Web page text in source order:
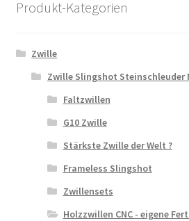
Produkt-Kategorien
Zwille
Zwille Slingshot Steinschleuder
Faltzwillen
G10 Zwille
Stärkste Zwille der Welt ?
Frameless Slingshot
Zwillensets
Holzzwillen CNC - eigene